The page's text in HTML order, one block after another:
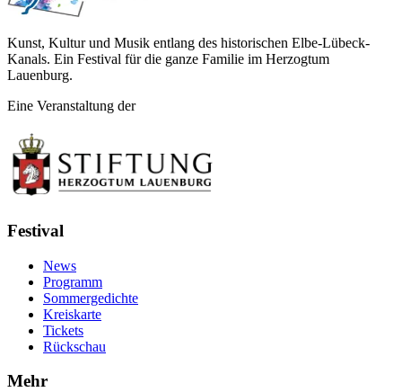
Kunst, Kultur und Musik entlang des historischen Elbe-Lübeck-
Kanals. Ein Festival für die ganze Familie im Herzogtum
Lauenburg.
Eine Veranstaltung der
Festival
News
Programm
Sommergedichte
Kreiskarte
Tickets
Rückschau
Mehr